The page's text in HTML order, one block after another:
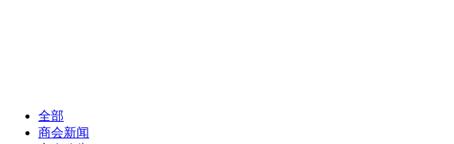
全部
商会新闻